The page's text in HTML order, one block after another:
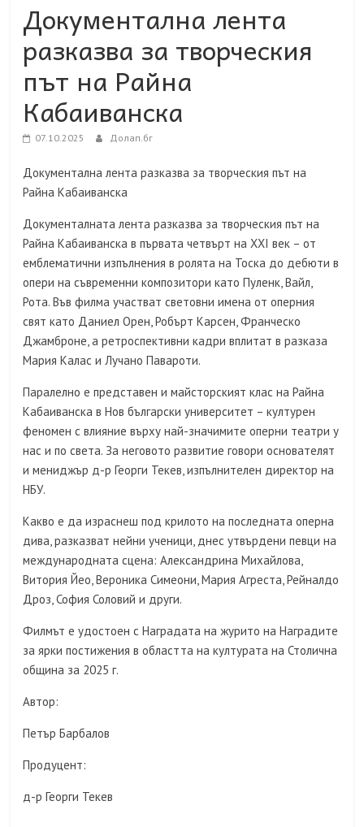
Документална лента
разказва за творческия
път на Райна
Кабаиванска
07.10.2025 Долап.бг
Документална лента разказва за творческия път на
Райна Кабаиванска
Документалната лента разказва за творческия път на
Райна Кабаиванска в първата четвърт на XXI век – от
емблематични изпълнения в ролята на Тоска до дебюти в
опери на съвременни композитори като Пуленк, Вайл,
Рота. Във филма участват световни имена от оперния
свят като Даниел Орен, Робърт Карсен, Франческо
Джамброне, а ретроспективни кадри вплитат в разказа
Мария Калас и Лучано Павароти.
Паралелно е представен и майсторският клас на Райна
Кабаиванска в Нов български университет – културен
феномен с влияние върху най-значимите оперни театри у
нас и по света. За неговото развитие говори основателят
и мениджър д-р Георги Текев, изпълнителен директор на
НБУ.
Какво е да израснеш под крилото на последната оперна
дива, разказват нейни ученици, днес утвърдени певци на
международната сцена: Александрина Михайлова,
Витория Йео, Вероника Симеони, Мария Агреста, Рейналдо
Дроз, София Соловий и други.
Филмът е удостоен с Наградата на журито на Наградите
за ярки постижения в областта на културата на Столична
община за 2025 г.
Автор:
Петър Барбалов
Продуцент:
д-р Георги Текев